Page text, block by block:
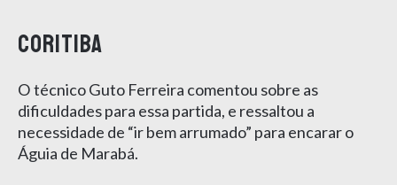
Coritiba
O técnico Guto Ferreira comentou sobre as
dificuldades para essa partida, e ressaltou a
necessidade de “ir bem arrumado” para encarar o
Águia de Marabá.